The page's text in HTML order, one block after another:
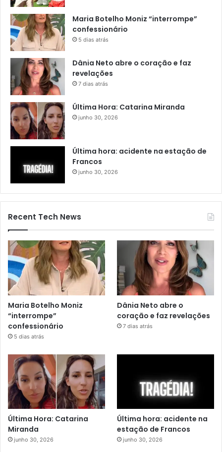
Maria Botelho Moniz “interrompe”
confessionário
5 dias atrás
Dânia Neto abre o coração e faz
revelações
7 dias atrás
Última Hora: Catarina Miranda
junho 30, 2026
Última hora: acidente na estação de
Francos
junho 30, 2026
Recent Tech News
Maria Botelho Moniz
“interrompe”
confessionário
5 dias atrás
Dânia Neto abre o
coração e faz revelações
7 dias atrás
Última Hora: Catarina
Miranda
junho 30, 2026
Última hora: acidente na
estação de Francos
junho 30, 2026